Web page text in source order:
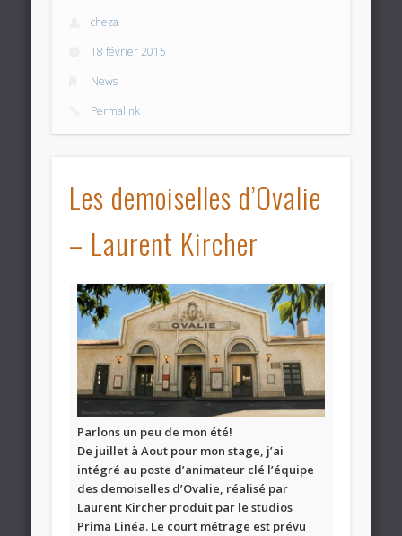
cheza
18 février 2015
News
Permalink
Les demoiselles d’Ovalie
– Laurent Kircher
Parlons un peu de mon été!
De juillet à Aout pour mon stage, j’ai
intégré au poste d’animateur clé l’équipe
des demoiselles d’Ovalie, réalisé par
Laurent Kircherproduit par le studios
Prima Linéa. Le court métrage est prévu